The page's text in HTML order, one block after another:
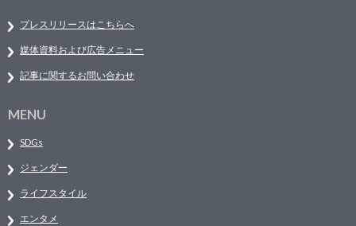
プレスリリースはこちらへ
媒体資料および広告メニュー
記事に関するお問い合わせ
MENU
SDGs
ジェンダー
ライフスタイル
エンタメ